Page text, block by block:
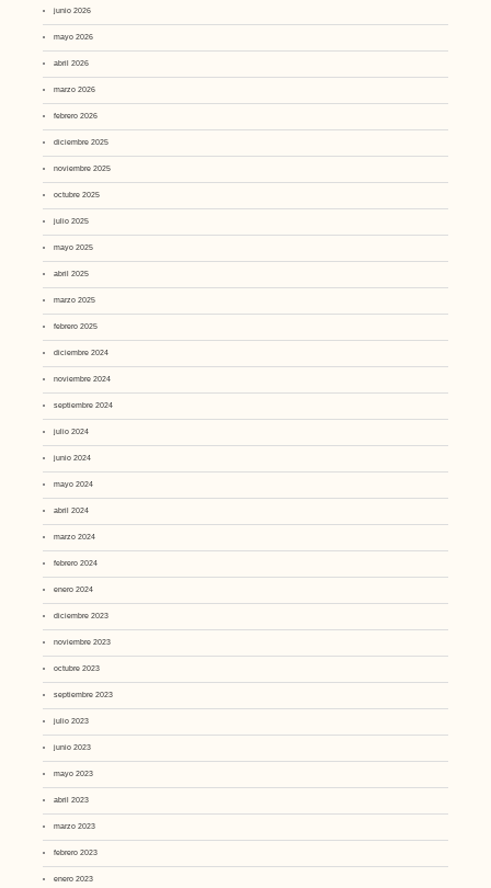
junio 2026
mayo 2026
abril 2026
marzo 2026
febrero 2026
diciembre 2025
noviembre 2025
octubre 2025
julio 2025
mayo 2025
abril 2025
marzo 2025
febrero 2025
diciembre 2024
noviembre 2024
septiembre 2024
julio 2024
junio 2024
mayo 2024
abril 2024
marzo 2024
febrero 2024
enero 2024
diciembre 2023
noviembre 2023
octubre 2023
septiembre 2023
julio 2023
junio 2023
mayo 2023
abril 2023
marzo 2023
febrero 2023
enero 2023